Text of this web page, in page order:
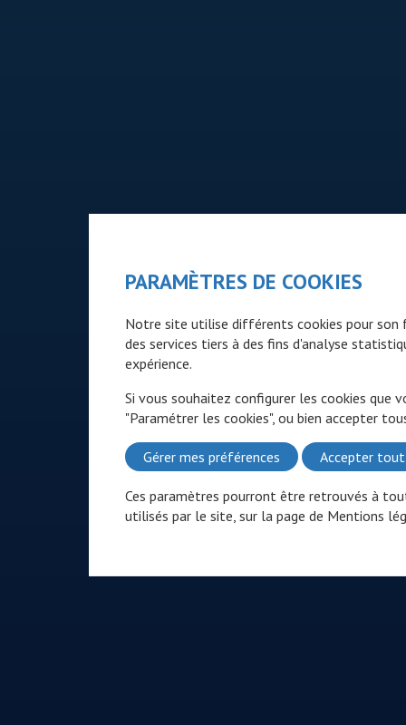
PARAMÈTRES DE COOKIES
Notre site utilise différents cookies pour son
des services tiers à des fins d'analyse
expérience.
Si vous souhaitez configurer les cookies que
"Paramétrer les cookies", ou bien accepter
Gérer mes préférences Accepter tout
Ces paramètres pourront être retrouvés à
utilisés par le site, sur la page de Mentions